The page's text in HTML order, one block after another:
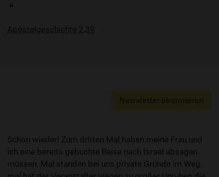
Apostelgeschichte 2,39
Newsletter abonnieren
Schon wieder! Zum dritten Mal haben meine Frau und
ich eine bereits gebuchte Reise nach Israel absagen
müssen. Mal standen bei uns private Gründe im Weg,